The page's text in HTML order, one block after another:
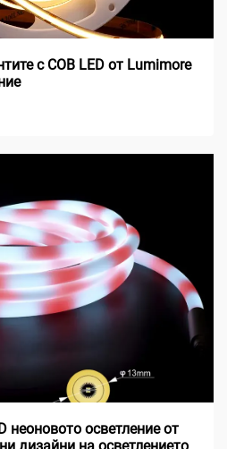
с COB LED от Lumimore
неоновото осветление от